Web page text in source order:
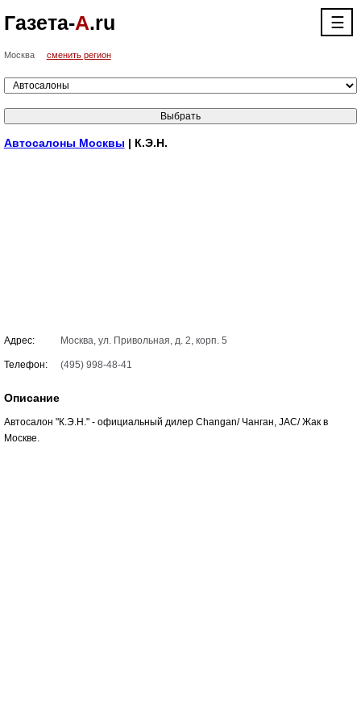
Газета-А.ru ☰
Москва сменить регион
Автосалоны Москвы | К.Э.Н.
Адрес: Москва, ул. Привольная, д. 2, корп. 5
Телефон: (495) 998-48-41
Описание
Автосалон "К.Э.Н." - официальный дилер Changan/ Чанган, JAC/ Жак в
Москве.